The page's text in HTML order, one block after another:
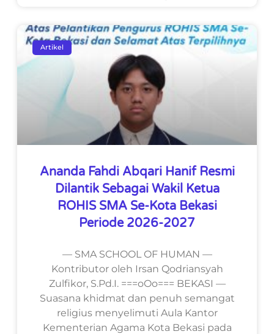
Artikel
Ananda Fahdi Abqari Hanif Resmi
Dilantik Sebagai Wakil Ketua
ROHIS SMA Se-Kota Bekasi
Periode 2026-2027
— SMA SCHOOL OF HUMAN —
Kontributor oleh Irsan Qodriansyah
Zulfikor, S.Pd.I. ===oOo=== BEKASI —
Suasana khidmat dan penuh semangat
religius menyelimuti Aula Kantor
Kementerian Agama Kota Bekasi pada